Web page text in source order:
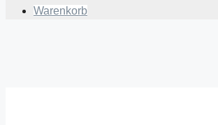
Warenkorb